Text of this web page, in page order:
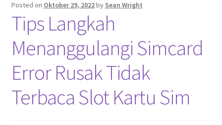
Privacy Policy
Posted on Oktober 29, 2022by Sean Wright
Tips Langkah
Menanggulangi Simcard
Error Rusak Tidak
Terbaca Slot Kartu Sim